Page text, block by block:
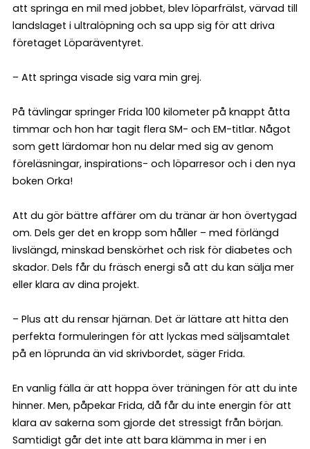
att springa en mil med jobbet, blev löparfrälst, värvad till
landslaget i ultralöpning och sa upp sig för att driva
företaget Löparäventyret.
– Att springa visade sig vara min grej.
På tävlingar springer Frida 100 kilometer på knappt åtta
timmar och hon har tagit flera SM- och EM-titlar. Något
som gett lärdomar hon nu delar med sig av genom
föreläsningar, inspirations- och löparresor och i den nya
boken Orka!
Att du gör bättre affärer om du tränar är hon övertygad
om. Dels ger det en kropp som håller – med förlängd
livslängd, minskad benskörhet och risk för diabetes och
skador. Dels får du fräsch energi så att du kan sälja mer
eller klara av dina projekt.
– Plus att du rensar hjärnan. Det är lättare att hitta den
perfekta formuleringen för att lyckas med säljsamtalet
på en löprunda än vid skrivbordet, säger Frida.
En vanlig fälla är att hoppa över träningen för att du inte
hinner. Men, påpekar Frida, då får du inte energin för att
klara av sakerna som gjorde det stressigt från början.
Samtidigt går det inte att bara klämma in mer i en